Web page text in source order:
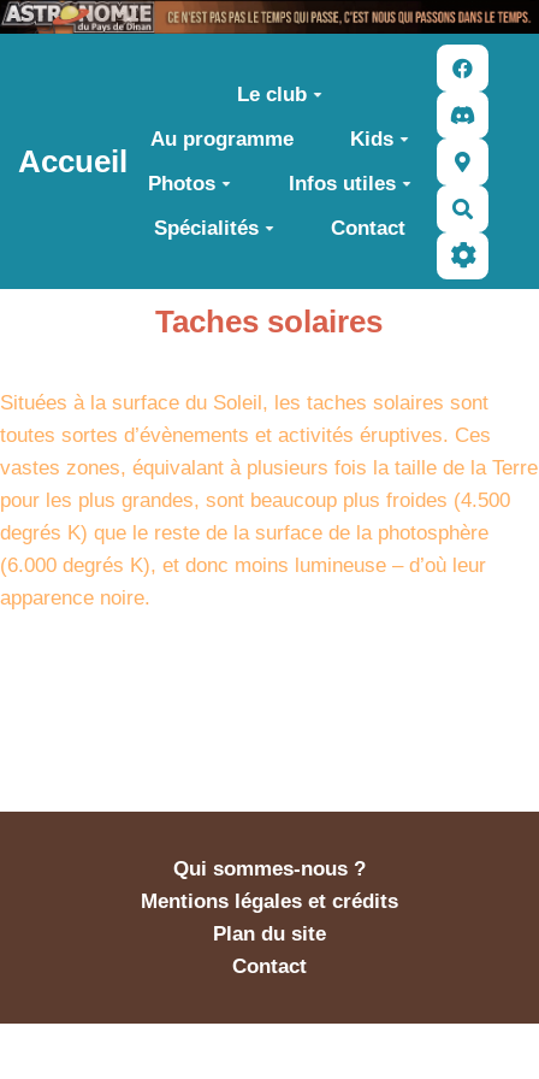
Accueil
Le club
Au programme
Kids
Photos
Infos utiles
Spécialités
Contact
Taches solaires
Situées à la surface du Soleil, les taches solaires sont
toutes sortes d’évènements et activités éruptives. Ces
vastes zones, équivalant à plusieurs fois la taille de la Terre
pour les plus grandes, sont beaucoup plus froides (4.500
degrés K) que le reste de la surface de la photosphère
(6.000 degrés K), et donc moins lumineuse – d’où leur
apparence noire.
Qui sommes-nous ?
Mentions légales et crédits
Plan du site
Contact